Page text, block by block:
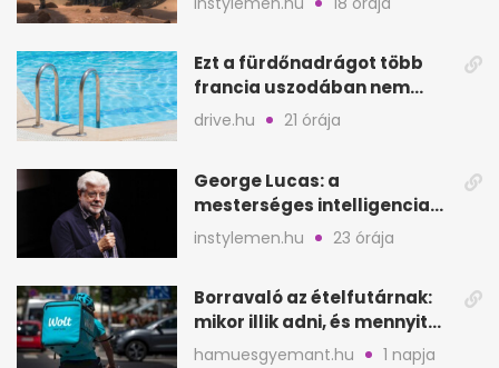
Ezt a fürdőnadrágot több
francia uszodában nem
fogadják el
drive.hu 21 órája
George Lucas: a
mesterséges intelligencia
lehet Hollywood következő
lépése
instylemen.hu 23 órája
Borravaló az ételfutárnak:
mikor illik adni, és mennyit
rendeléskor?
hamuesgyemant.hu 1 napja